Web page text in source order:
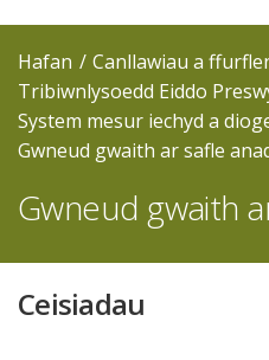
Hafan
Canllawiau a
Tribiwnlysoedd Eiddo
System mesur iechyd a
Gwneud gwaith ar safle
Gwneud gwaith
Ceisiadau